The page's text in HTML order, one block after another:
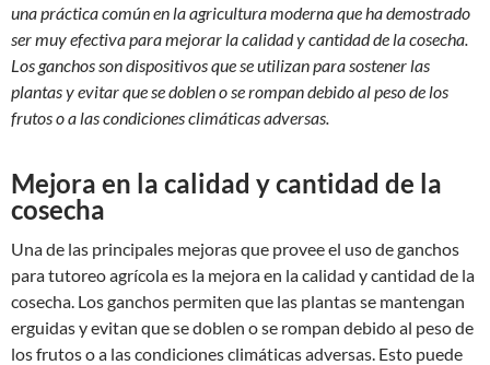
una práctica común en la agricultura moderna que ha demostrado
ser muy efectiva para mejorar la calidad y cantidad de la cosecha.
Los ganchos son dispositivos que se utilizan para sostener las
plantas y evitar que se doblen o se rompan debido al peso de los
frutos o a las condiciones climáticas adversas.
Mejora en la calidad y cantidad de la
cosecha
Una de las principales mejoras que provee el uso de ganchos
para tutoreo agrícola es la mejora en la calidad y cantidad de la
cosecha. Los ganchos permiten que las plantas se mantengan
erguidas y evitan que se doblen o se rompan debido al peso de
los frutos o a las condiciones climáticas adversas. Esto puede